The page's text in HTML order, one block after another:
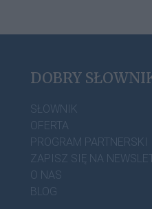
DOBRY
SŁOWNIK
OFERTA
PROGRAM PARTNERSKI
ZAPISZ SIĘ NA
O NAS
BLOG